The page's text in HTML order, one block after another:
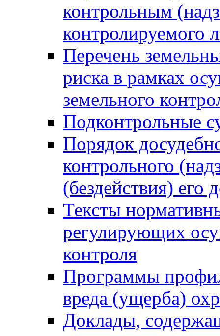
контрольным
контролируемого
Перечень
риска в рамках
земельного
Подконтрольные
Порядок
контрольного
(бездействия)
Тексты
регулирующих
контроля
Программы
вреда (ущерба)
Доклады,